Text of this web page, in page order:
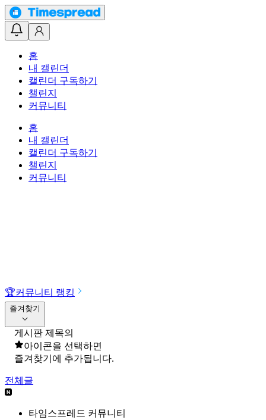
홈
내 캘린더
캘린더 구독하기
챌린지
커뮤니티
홈
내 캘린더
캘린더 구독하기
챌린지
커뮤니티
🏆커뮤니티 랭킹
즐겨찾기
게시판 제목의
아이콘을 선택하면
즐겨찾기에 추가됩니다.
전체글
타임스프레드 커뮤니티